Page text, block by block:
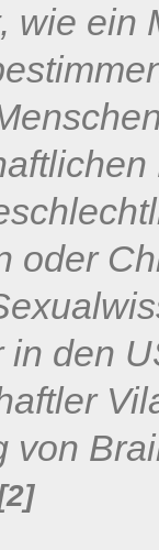
wie ein
oder
in den
von